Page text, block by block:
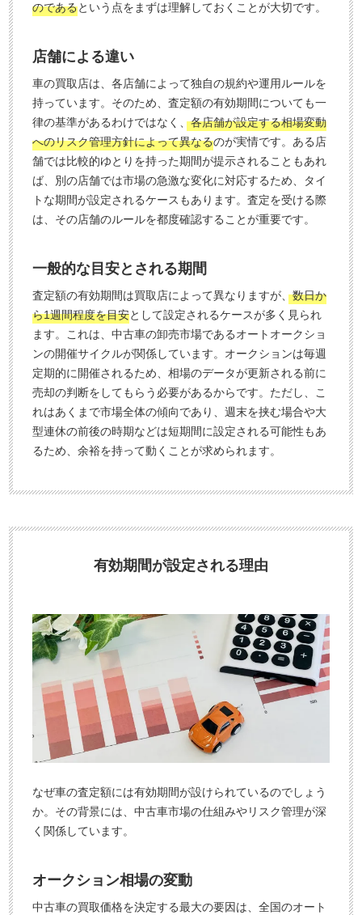
のであるという点をまずは理解しておくことが大切です。
店舗による違い
車の買取店は、各店舗によって独自の規約や運用ルールを
持っています。そのため、査定額の有効期間についても一
律の基準があるわけではなく、各店舗が設定する相場変動
へのリスク管理方針によって異なるのが実情です。ある店
舗では比較的ゆとりを持った期間が提示されることもあれ
ば、別の店舗では市場の急激な変化に対応するため、タイ
トな期間が設定されるケースもあります。査定を受ける際
は、その店舗のルールを都度確認することが重要です。
一般的な目安とされる期間
査定額の有効期間は買取店によって異なりますが、数日か
ら1週間程度を目安として設定されるケースが多く見られ
ます。これは、中古車の卸売市場であるオートオークショ
ンの開催サイクルが関係しています。オークションは毎週
定期的に開催されるため、相場のデータが更新される前に
売却の判断をしてもらう必要があるからです。ただし、こ
れはあくまで市場全体の傾向であり、週末を挟む場合や大
型連休の前後の時期などは短期間に設定される可能性もあ
るため、余裕を持って動くことが求められます。
有効期間が設定される理由
なぜ車の査定額には有効期間が設けられているのでしょう
か。その背景には、中古車市場の仕組みやリスク管理が深
く関係しています。
オークション相場の変動
中古車の買取価格を決定する最大の要因は、全国のオート